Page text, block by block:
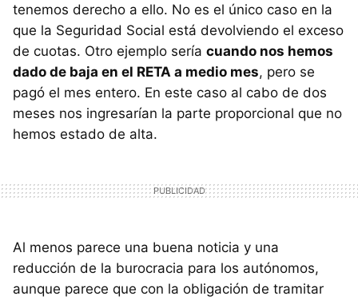
tenemos derecho a ello. No es el único caso en la
que la Seguridad Social está devolviendo el exceso
de cuotas. Otro ejemplo sería cuando nos hemos
dado de baja en el RETA a medio mes, pero se
pagó el mes entero. En este caso al cabo de dos
meses nos ingresarían la parte proporcional que no
hemos estado de alta.
Al menos parece una buena noticia y una
reducción de la burocracia para los autónomos,
aunque parece que con la obligación de tramitar